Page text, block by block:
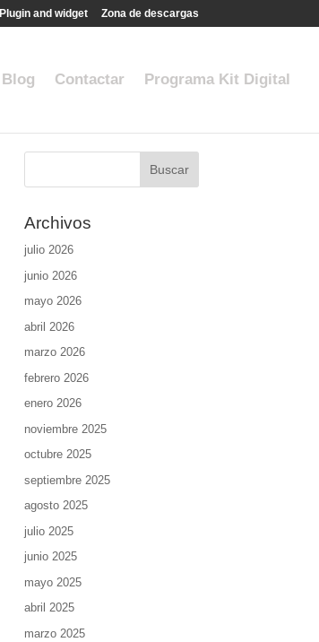
Plugin and widget Zona de descargas
Blog Contactar Programa Kit Digital
Archivos
julio 2026
junio 2026
mayo 2026
abril 2026
marzo 2026
febrero 2026
enero 2026
noviembre 2025
octubre 2025
septiembre 2025
agosto 2025
julio 2025
junio 2025
mayo 2025
abril 2025
marzo 2025